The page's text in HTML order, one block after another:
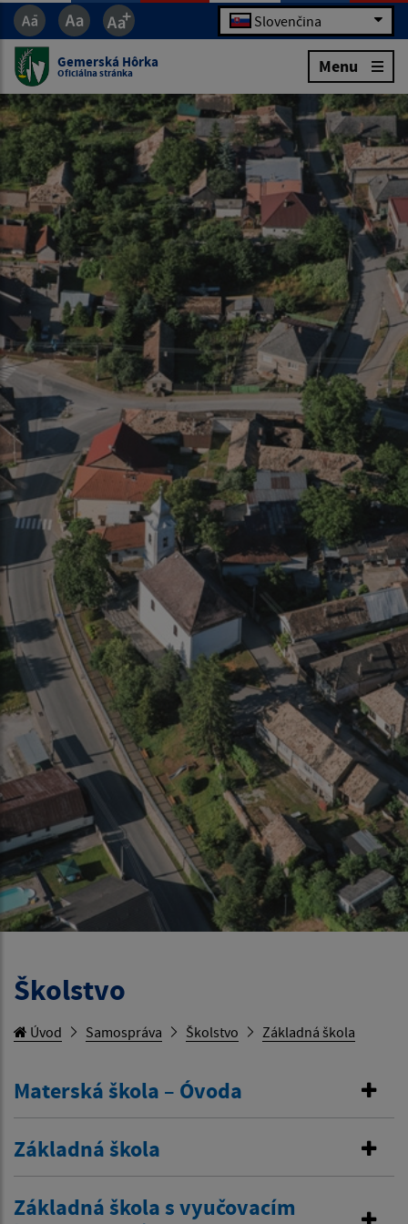
Slovenčina
Gemerská Hôrka
Oficiálna stránka Menu
Školstvo
Úvod Samospráva Školstvo Základná škola
Materská škola – Óvoda
Základná škola
Základná škola s vyučovacím